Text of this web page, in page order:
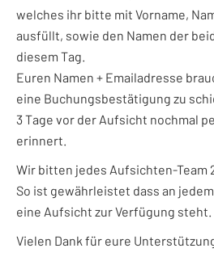
welches ihr bitte mit Vorname,
ausfüllt, sowie den Namen der
diesem Tag.
Euren Namen + Emailadresse
eine Buchungsbestätigung zu
3 Tage vor der Aufsicht nochmal
erinnert.
Wir bitten jedes Aufsichten-Team
So ist gewährleistet dass an
eine Aufsicht zur Verfügung steht.
Vielen Dank für eure